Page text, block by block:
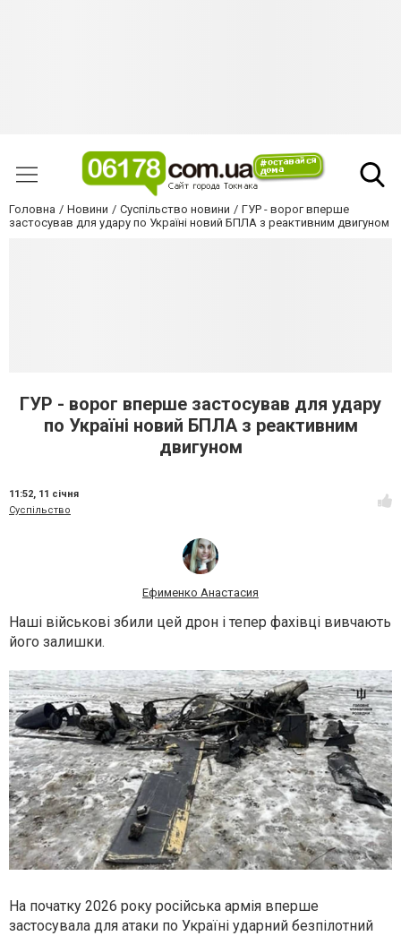
Головна Новини Суспільство новини
ГУР - ворог вперше
застосував для удару по Україні новий БПЛА з реактивним двигуном
ГУР - ворог вперше застосував для удару
по Україні новий БПЛА з реактивним
двигуном
11:52, 11 січня
Суспільство
Ефименко Анастасия
Наші військові збили цей дрон і тепер фахівці вивчають
його залишки.
На початку 2026 року російська армія вперше
застосувала для атаки по Україні ударний безпілотний